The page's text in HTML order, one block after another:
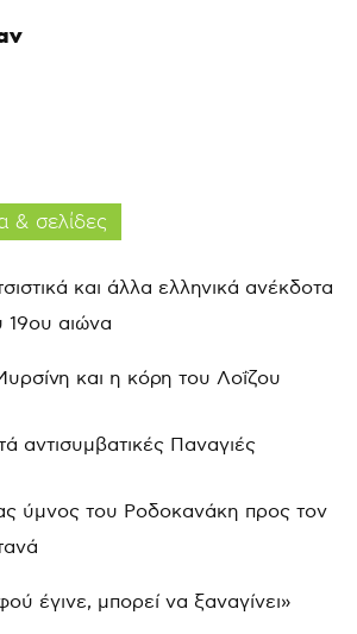
& σελίδες
και άλλα ελληνικά ανέκδοτα
19ου αιώνα
και η κόρη του Λοΐζου
αντισυμβατικές Παναγιές
ύμνος του Ροδοκανάκη προς τον
έγινε, μπορεί να ξαναγίνει»